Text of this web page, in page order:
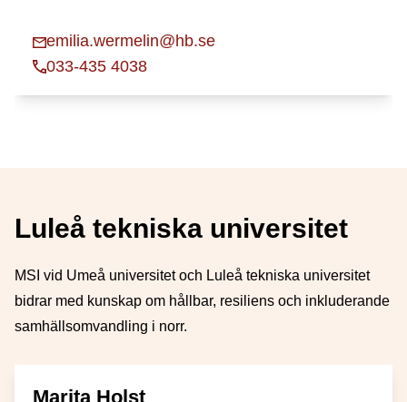
emilia.wermelin@hb.se
033-435 4038
Luleå tekniska universitet
MSI vid Umeå universitet och Luleå tekniska universitet
bidrar med kunskap om hållbar, resiliens och inkluderande
samhällsomvandling i norr.
Marita Holst